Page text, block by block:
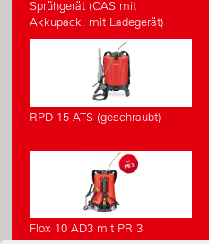
Sprühgerät (CAS mit
Akkupack, mit Ladegerät)
RPD 15 ATS (geschraubt)
Flox 10 AD3 mit PR 3